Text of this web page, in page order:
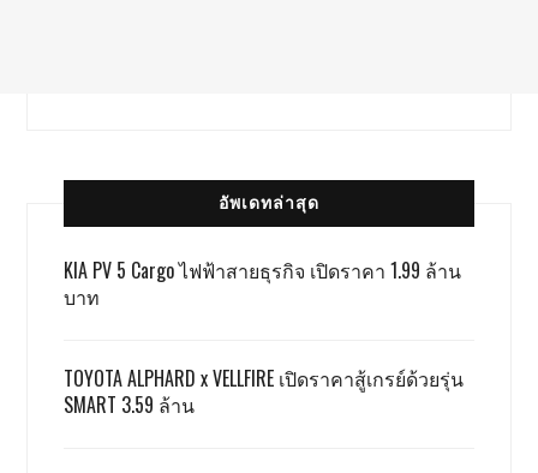
อัพเดทล่าสุด
KIA PV 5 Cargo ไฟฟ้าสายธุรกิจ เปิดราคา 1.99 ล้าน
บาท
TOYOTA ALPHARD x VELLFIRE เปิดราคาสู้เกรย์ด้วยรุ่น
SMART 3.59 ล้าน